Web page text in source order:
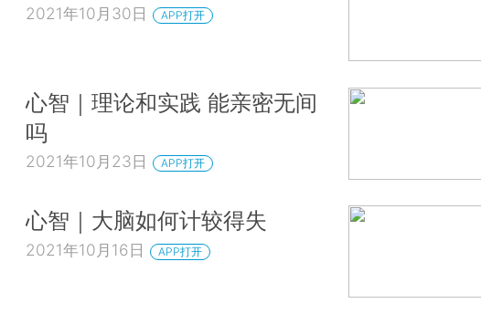
2021年10月30日 APP打开
心智｜理论和实践 能亲密无间
吗
2021年10月23日 APP打开
心智｜大脑如何计较得失
2021年10月16日 APP打开